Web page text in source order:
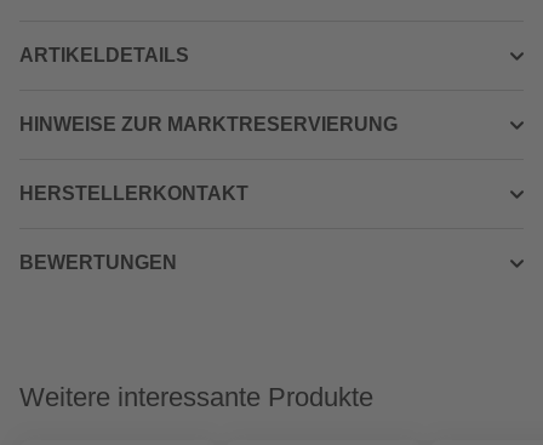
ARTIKELDETAILS
HINWEISE ZUR MARKTRESERVIERUNG
HERSTELLERKONTAKT
BEWERTUNGEN
Weitere interessante Produkte